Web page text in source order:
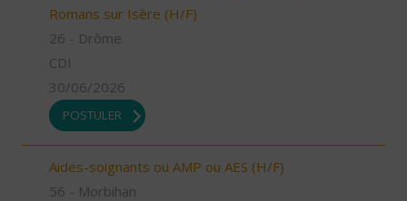
Romans sur Isère (H/F)
26 - Drôme
CDI
30/06/2026
POSTULER
Aides-soignants ou AMP ou AES (H/F)
56 - Morbihan